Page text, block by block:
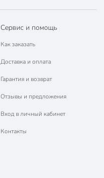
Сервис и помощь
Как заказать
Доставка и оплата
Гарантия и возврат
Отзывы и предложения
Вход в личный кабинет
Контакты